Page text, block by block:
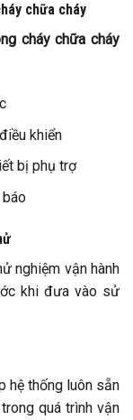
chữa cháy
cháy chữa cháy
khiển
bị phụ trợ
nghiệm vận hành
khi đưa vào sử
hệ thống luôn sẵn
quá trình vận